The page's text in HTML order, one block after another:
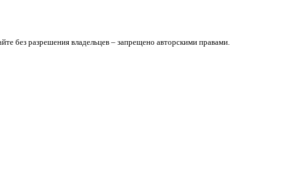
без разрешения владельцев – запрещено авторскими правами.